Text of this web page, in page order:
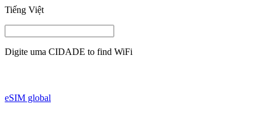
Tiếng Việt
Digite uma CIDADE to find WiFi
eSIM global